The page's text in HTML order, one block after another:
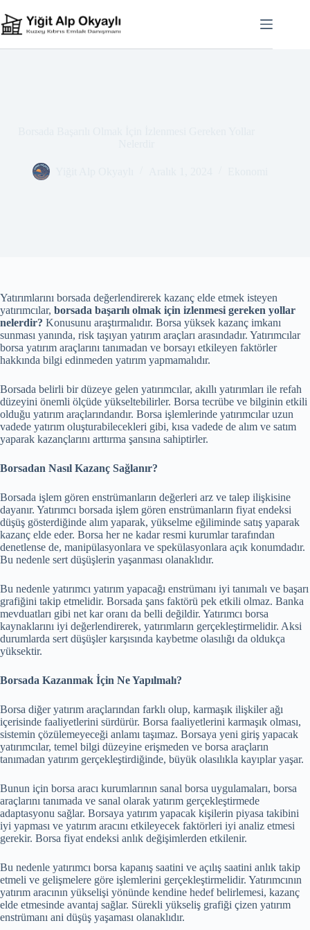
to
content
Yatırımlarını borsada değerlendirerek kazanç elde etmek isteyen
yatırımcılar, borsada başarılı olmak için izlenmesi gereken yollar
nelerdir? Konusunu araştırmalıdır. Borsa yüksek kazanç imkanı
sunması yanında, risk taşıyan yatırım araçları arasındadır. Yatırımcılar
borsa yatırım araçlarını tanımadan ve borsayı etkileyen faktörler
hakkında bilgi edinmeden yatırım yapmamalıdır.
Borsada belirli bir düzeye gelen yatırımcılar, akıllı yatırımları ile refah
düzeyini önemli ölçüde yükseltebilirler. Borsa tecrübe ve bilginin etkili
olduğu yatırım araçlarındandır. Borsa işlemlerinde yatırımcılar uzun
vadede yatırım oluşturabilecekleri gibi, kısa vadede de alım ve satım
yaparak kazançlarını arttırma şansına sahiptirler.
Borsadan Nasıl Kazanç Sağlanır?
Borsada işlem gören enstrümanların değerleri arz ve talep ilişkisine
dayanır. Yatırımcı borsada işlem gören enstrümanların fiyat endeksi
düşüş gösterdiğinde alım yaparak, yükselme eğiliminde satış yaparak
kazanç elde eder. Borsa her ne kadar resmi kurumlar tarafından
denetlense de, manipülasyonlara ve spekülasyonlara açık konumdadır.
Bu nedenle sert düşüşlerin yaşanması olanaklıdır.
Bu nedenle yatırımcı yatırım yapacağı enstrümanı iyi tanımalı ve başarı
grafiğini takip etmelidir. Borsada şans faktörü pek etkili olmaz. Banka
mevduatları gibi net kar oranı da belli değildir. Yatırımcı borsa
kaynaklarını iyi değerlendirerek, yatırımların gerçekleştirmelidir. Aksi
durumlarda sert düşüşler karşısında kaybetme olasılığı da oldukça
yüksektir.
Borsada Kazanmak İçin Ne Yapılmalı?
Borsa diğer yatırım araçlarından farklı olup, karmaşık ilişkiler ağı
içerisinde faaliyetlerini sürdürür. Borsa faaliyetlerini karmaşık olması,
sistemin çözülemeyeceği anlamı taşımaz. Borsaya yeni giriş yapacak
yatırımcılar, temel bilgi düzeyine erişmeden ve borsa araçların
tanımadan yatırım gerçekleştirdiğinde, büyük olasılıkla kayıplar yaşar.
Bunun için borsa aracı kurumlarının sanal borsa uygulamaları, borsa
araçlarını tanımada ve sanal olarak yatırım gerçekleştirmede
adaptasyonu sağlar. Borsaya yatırım yapacak kişilerin piyasa takibini
iyi yapması ve yatırım aracını etkileyecek faktörleri iyi analiz etmesi
gerekir. Borsa fiyat endeksi anlık değişimlerden etkilenir.
Bu nedenle yatırımcı borsa kapanış saatini ve açılış saatini anlık takip
etmeli ve gelişmelere göre işlemlerini gerçekleştirmelidir. Yatırımcının
yatırım aracının yükselişi yönünde kendine hedef belirlemesi, kazanç
elde etmesinde avantaj sağlar. Sürekli yükseliş grafiği çizen yatırım
enstrümanı ani düşüş yaşaması olanaklıdır.